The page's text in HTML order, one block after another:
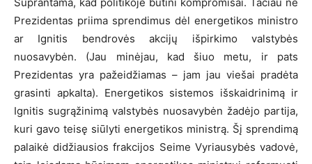
Prezidentas priima sprendimus dėl energetikos ministro
ar Ignitis bendrovės akcijų išpirkimo valstybės
nuosavybėn. (Jau minėjau, kad šiuo metu, ir pats
Prezidentas yra pažeidžiamas – jam jau viešai pradėta
grasinti apkalta). Energetikos sistemos išskaidrinimą ir
Ignitis sugrąžinimą valstybės nuosavybėn žadėjo partija,
kuri gavo teisę siūlyti energetikos ministrą. Šį sprendimą
palaikė didžiausios frakcijos Seime Vyriausybės vadovė,